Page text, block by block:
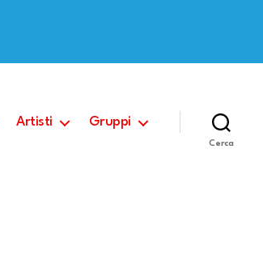
Artisti Gruppi
Cerca